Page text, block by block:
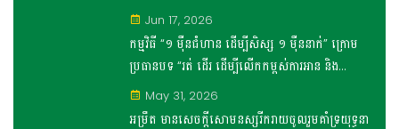
ចំណេះដឹងផ្នែកប្រវត្តិសេដ្ឋកិច្ច និង រូបិយវត្ថុខ្មែរ
សម្រាប់រយៈពេល ៣ ឆ្នាំ
Jun 17, 2026
កម្មវិធី “១ ម៉ឺនជំហាន ដើម្បីសិស្ស ១ ម៉ឺននាក់” ក្រោម
ប្រធានបទ “រត់ ដើរ ដើម្បីលើកកម្ពស់ការអាន និង
សារមន្ទីរ ស.ស.រ” ប្រព្រឹត្តទៅដោយជោគជ័យ
May 31, 2026
អម្រឹត មានសេចក្តីសោមនស្សរីករាយចូលរួមគាំទ្រយុទ្ធនា